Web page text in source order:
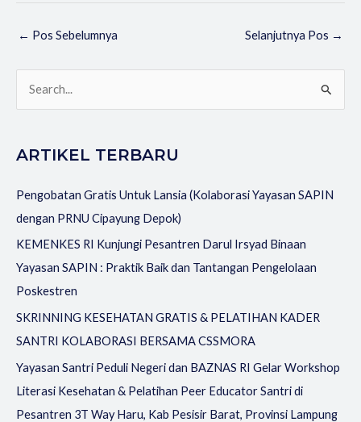
← Pos Sebelumnya Selanjutnya Pos →
iARTIKEL TERBARU
Pengobatan Gratis Untuk Lansia (Kolaborasi Yayasan SAPIN
dengan PRNU Cipayung Depok)
KEMENKES RI Kunjungi Pesantren Darul Irsyad Binaan
Yayasan SAPIN : Praktik Baik dan Tantangan Pengelolaan
Poskestren
SKRINNING KESEHATAN GRATIS & PELATIHAN KADER
SANTRI KOLABORASI BERSAMA CSSMORA
Yayasan Santri Peduli Negeri dan BAZNAS RI Gelar Workshop
Literasi Kesehatan & Pelatihan Peer Educator Santri di
Pesantren 3T Way Haru, Kab Pesisir Barat, Provinsi Lampung